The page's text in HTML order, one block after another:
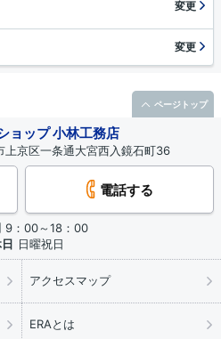
変更
変更
ョップ 小林工務店
京区一条通大宮西入鏡石町36
電話する
9：00～18：00
日曜祝日
アクセスマップ
ERAとは
ページトップ